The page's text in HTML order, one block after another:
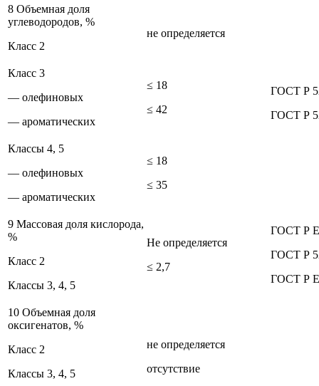
8 Объемная доля
углеводородов, %
Класс 2
не определяется
ГОСТ Р
ГОСТ Р
Класс 3
— олефиновых
— ароматических
≤ 18
≤ 42
Классы 4, 5
— олефиновых
— ароматических
≤ 18
≤ 35
9 Массовая доля кислорода,
%
Класс 2
Классы 3, 4, 5
Не определяется
≤ 2,7
ГОСТ Р
ГОСТ Р
ГОСТ Р
10 Объемная доля
оксигенатов, %
Класс 2
Классы 3, 4, 5
не определяется
отсутствие